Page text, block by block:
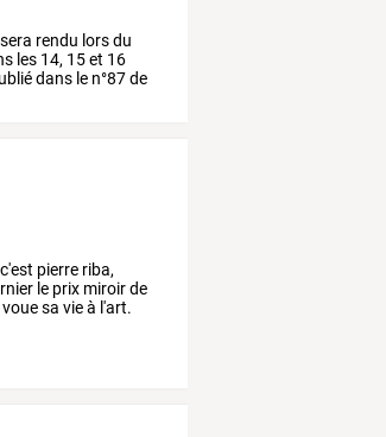
sera rendu lorsdu
les 14, 15et 16
dans le n°87de
c'est pierre riba,
le prix miroirde
vouesa vieà l'art.